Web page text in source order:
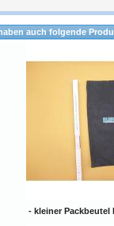
auch folgende
- kleiner Packbeutel